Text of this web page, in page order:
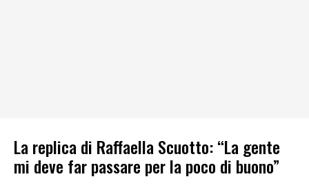
La replica di Raffaella Scuotto: “La gente
mi deve far passare per la poco di buono”